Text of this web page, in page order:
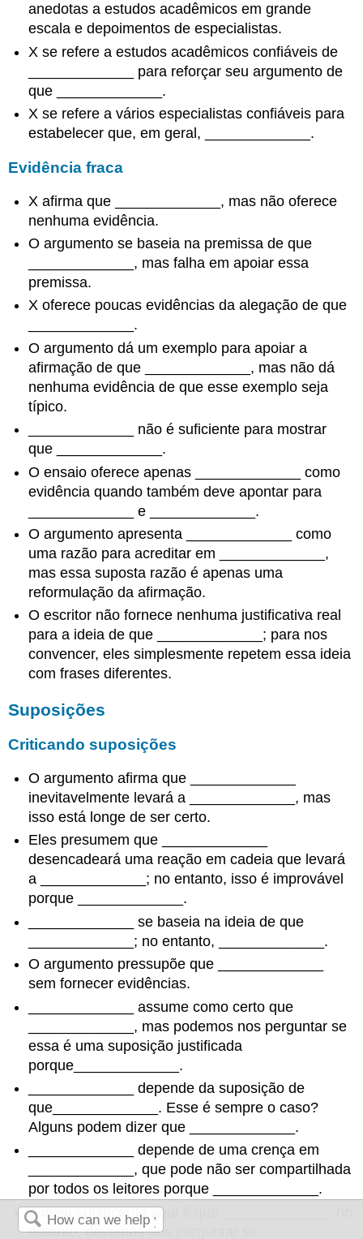
anedotas a estudos acadêmicos em grande
escala e depoimentos de especialistas.
X se refere a estudos acadêmicos confiáveis de
_____________ para reforçar seu argumento de
que _____________.
X se refere a vários especialistas confiáveis para
estabelecer que, em geral, _____________.
Evidência fraca
X afirma que _____________, mas não oferece
nenhuma evidência.
O argumento se baseia na premissa de que
_____________, mas falha em apoiar essa
premissa.
X oferece poucas evidências da alegação de que
_____________.
O argumento dá um exemplo para apoiar a
afirmação de que _____________, mas não dá
nenhuma evidência de que esse exemplo seja
típico.
_____________ não é suficiente para mostrar
que _____________.
O ensaio oferece apenas _____________ como
evidência quando também deve apontar para
_____________ e _____________.
O argumento apresenta _____________ como
uma razão para acreditar em _____________,
mas essa suposta razão é apenas uma
reformulação da afirmação.
O escritor não fornece nenhuma justificativa real
para a ideia de que _____________; para nos
convencer, eles simplesmente repetem essa ideia
com frases diferentes.
Suposições
Criticando suposições
O argumento afirma que _____________
inevitavelmente levará a _____________, mas
isso está longe de ser certo.
Eles presumem que _____________
desencadeará uma reação em cadeia que levará
a _____________; no entanto, isso é improvável
porque _____________.
_____________ se baseia na ideia de que
_____________; no entanto, _____________.
O argumento pressupõe que _____________
sem fornecer evidências.
_____________ assume como certo que
_____________, mas podemos nos perguntar se
essa é uma suposição justificada
porque_____________.
_____________ depende da suposição de
que_____________. Esse é sempre o caso?
Alguns podem dizer que _____________.
_____________ depende de uma crença em
_____________, que pode não ser compartilhada
por todos os leitores porque _____________.
A ideia subjacente aqui é que _____________; no
entanto, devemos nos perguntar se